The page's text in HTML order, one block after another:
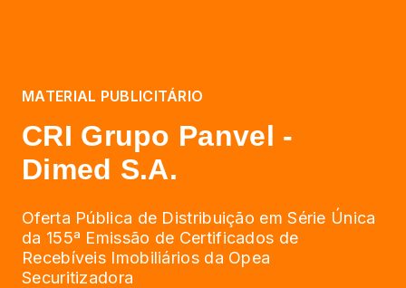
MATERIAL PUBLICITÁRIO
CRI Grupo Panvel -
Dimed S.A.
Oferta Pública de Distribuição em Série Única
da 155ª Emissão de Certificados de
Recebíveis Imobiliários da Opea
Securitizadora